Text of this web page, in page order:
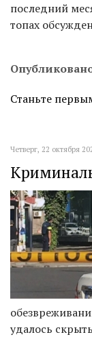
последний
топах
Станьте
Четверг, 22 октября
удалось